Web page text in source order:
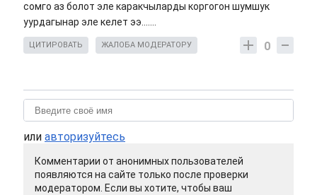
сомго аз болот эле каракчыларды коргогон шумшук
уурдагынар эле келет ээ.......
0
ЦИТИРОВАТЬ ЖАЛОБА МОДЕРАТОРУ
или авторизуйтесь
Комментарии от анонимных пользователей
появляются на сайте только после проверки
модератором. Если вы хотите, чтобы ваш